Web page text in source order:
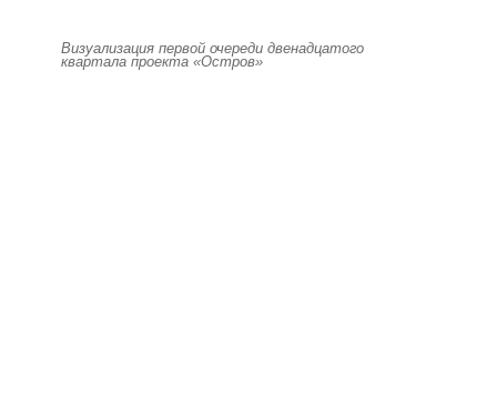
Визуализация первой очереди двенадцатого
квартала проекта «Остров»